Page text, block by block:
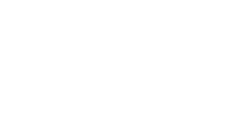
en contacto connosco.
as condicións da política de
que aparece na imaxe: